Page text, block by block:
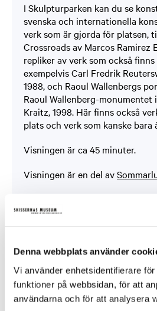
Denna webbplats använder
Vi använder enhetsidentifierare
funktioner på webbsidan, för att
användarna och för att analysera
I Skulpturparken kan du se
svenska och internationella
verk som är gjorda för platsen,
Crossroads av Marcos Ramirez
repliker av verk som också
exempelvis Carl Fredrik
1988, och Raoul Wallenbergs
Raoul Wallenberg-monumentet
Kraitz, 1998. Här finns också
plats och verk som kanske bara
Visningen är ca 45 minuter.
Visningen är en del av
Fler evenemang som passar